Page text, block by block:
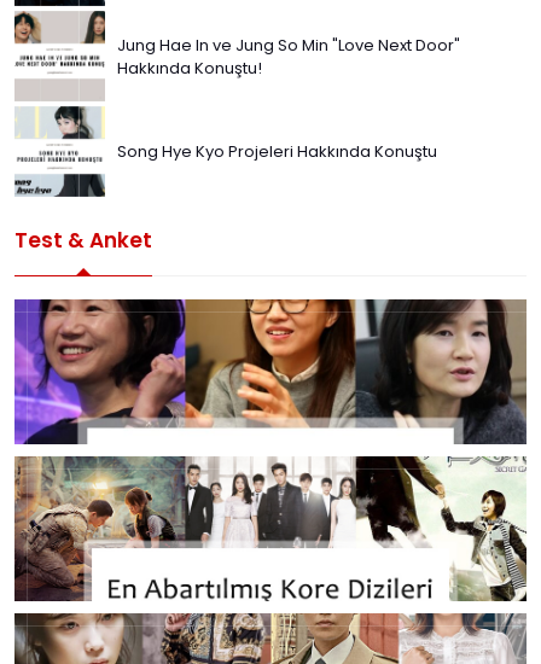
Jung Hae In ve Jung So Min "Love Next Door"
Hakkında Konuştu!
Song Hye Kyo Projeleri Hakkında Konuştu
Test & Anket